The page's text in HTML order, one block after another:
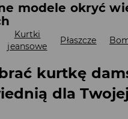
modele okryć
Kurtki
jeansowe
Płaszcze
kurtkę
dla